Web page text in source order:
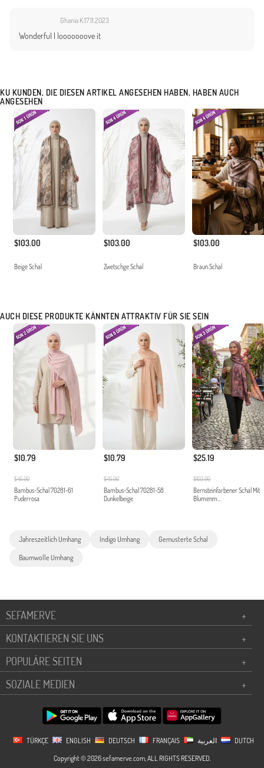
Ghania K.17.11.2023
Wonderful I looooooove it
KU KUNDEN, DIE DIESEN ARTIKEL ANGESEHEN HABEN, HABEN AUCH
ANGESEHEN
$103.00
Beige Schal
$103.00
Zwetschge Schal
$103.00
Braun Schal
AUCH DIESE PRODUKTE KÄNNTEN ATTRAKTIV FÜR SIE SEIN
$10.79
$46.00
Bambus-Schal 70281-61
Puderrosa
$10.79
$46.00
Bambus-Schal 70281-58
Dunkelbeige
$25.19
$103.00
Bernsteinfarbener Schal Mit
Blumenm...
Jahreszeitlich Umhang Indigo Umhang Gemusterte Schal
Baumwolle Umhang
SEFAMERVE
+
KONTAKTIEREN SIE UNS
+
POPULÄRE SEITEN
+
SOZIALE MEDIEN
+
TÜRKÇE ENGLISH DEUTSCH FRANÇAIS
DUTCH
Copyright © 2026 sefamerve.com, ALL RIGHTS RESERVED.